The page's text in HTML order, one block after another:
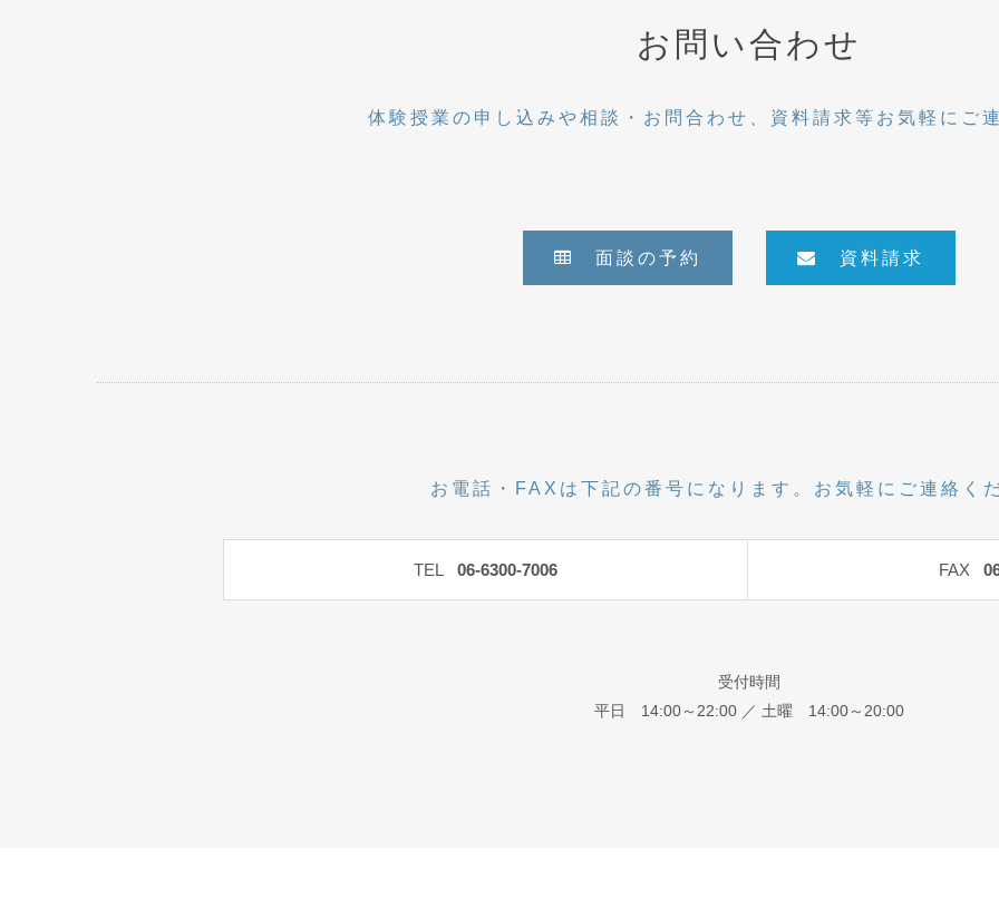
お問い合わせ
体験授業の申し込みや相談・お問合わせ、資料請求等お気軽にご
面談の予約 資料請求
お電話・FAXは下記の番号になります。お気軽にご連絡く
TEL 06-6300-7006 FAX
受付時間
平日 14:00～22:00 ／ 土曜 14:00～20:00